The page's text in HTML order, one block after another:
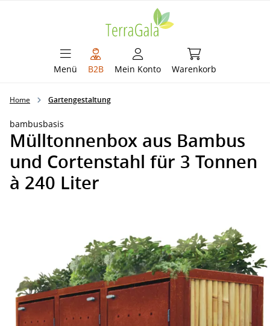
Menü B2B Mein Konto Warenkorb
Warenkorb
Home Gartengestaltung
bambusbasis
Mülltonnenbox aus Bambus
und Cortenstahl für 3 Tonnen
à 240 Liter